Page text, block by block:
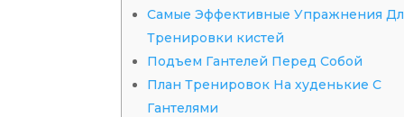
Самые Эффективные Упражнения
Тренировки кистей
Подъем Гантелей Перед Собой
План Тренировок На худенькие С
Гантелями